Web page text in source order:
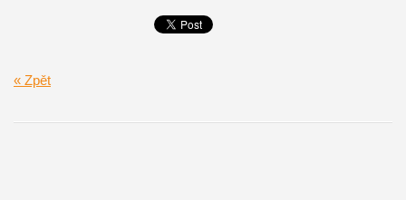
« Zpět